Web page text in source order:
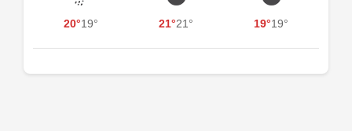
20°19° 21°21° 19°19°